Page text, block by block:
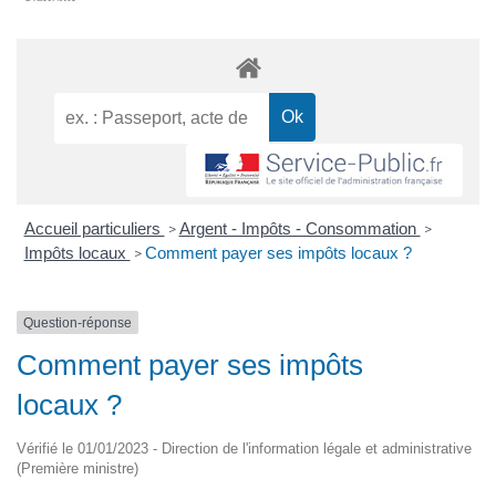
Accueil particuliers > Argent - Impôts - Consommation >
Impôts locaux > Comment payer ses impôts locaux ?
Question-réponse
Comment payer ses impôts
locaux ?
Vérifié le 01/01/2023 - Direction de l'information légale et administrative
(Première ministre)